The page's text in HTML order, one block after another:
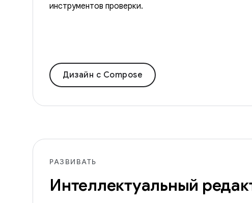
инструментов проверки.
Дизайн с Compose
РАЗВИВАТЬ
Интеллектуальный